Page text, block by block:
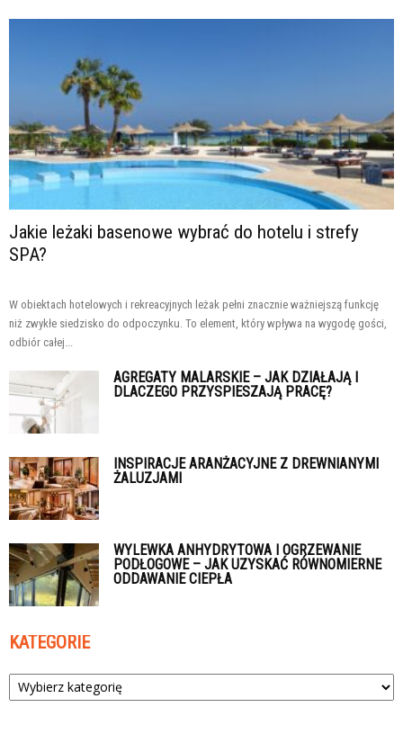
Jakie leżaki basenowe wybrać do hotelu i strefy
SPA?
W obiektach hotelowych i rekreacyjnych leżak pełni znacznie ważniejszą funkcję
niż zwykłe siedzisko do odpoczynku. To element, który wpływa na wygodę gości,
odbiór całej...
AGREGATY MALARSKIE – JAK DZIAŁAJĄ I
DLACZEGO PRZYSPIESZAJĄ PRACĘ?
INSPIRACJE ARANŻACYJNE Z DREWNIANYMI
ŻALUZJAMI
WYLEWKA ANHYDRYTOWA I OGRZEWANIE
PODŁOGOWE – JAK UZYSKAĆ RÓWNOMIERNE
ODDAWANIE CIEPŁA
KATEGORIE
Kategorie